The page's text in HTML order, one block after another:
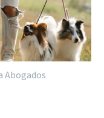
Abogados